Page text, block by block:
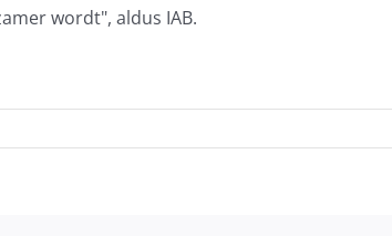
wordt", aldus IAB.